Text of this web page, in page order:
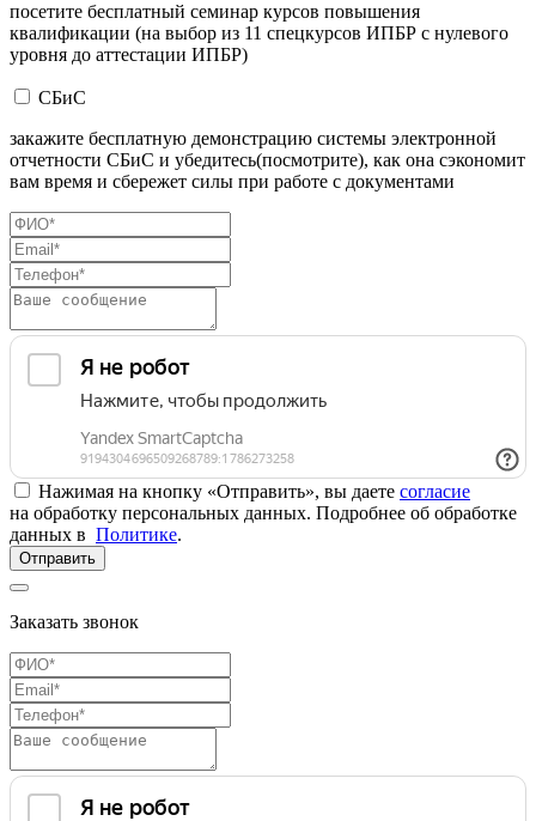
посетите бесплатный семинар курсов повышения
квалификации (на выбор из 11 спецкурсов ИПБР с нулевого
уровня до аттестации ИПБР)
СБиС
закажите бесплатную демонстрацию системы электронной
отчетности СБиС и убедитесь(посмотрите), как она сэкономит
вам время и сбережет силы при работе с документами
Нажимая на кнопку «Отправить», вы даете согласие
на обработку персональных данных. Подробнее об обработке
данных в Политике.
Отправить
Заказать звонок